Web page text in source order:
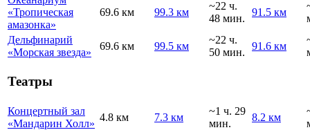
«Тропическая
амазонка»
69.6 км 99.3 км
~22 ч.
48 мин.
91.5 км
Дельфинарий
«Морская звезда»
69.6 км 99.5 км
~22 ч.
50 мин.
91.6 км
Театры
Концертный зал
«Мандарин Холл»
4.8 км 7.3 км
~1 ч. 29
мин.
8.2 км